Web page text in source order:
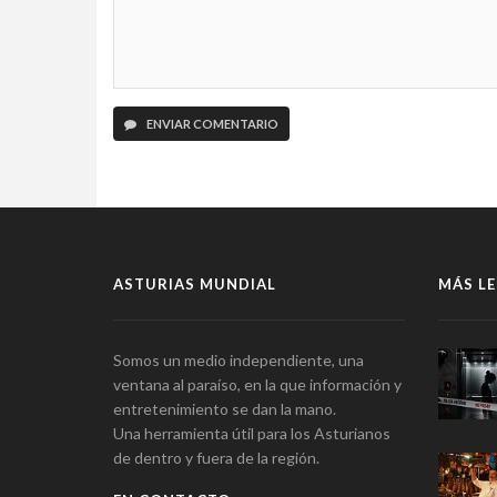
ENVIAR COMENTARIO
ASTURIAS MUNDIAL
Somos un medio independiente, una
ventana al paraíso, en la que información y
entretenimiento se dan la mano.
Una herramienta útil para los Asturianos
de dentro y fuera de la región.
MÁS